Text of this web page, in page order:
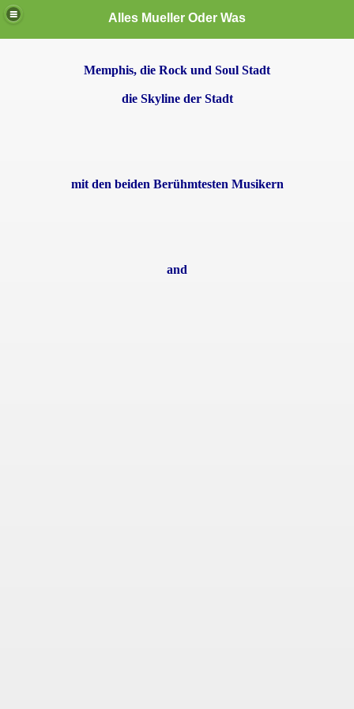
Alles Mueller Oder Was
Memphis, die Rock und Soul Stadt
die Skyline der Stadt
mit den beiden Berühmtesten Musikern
and